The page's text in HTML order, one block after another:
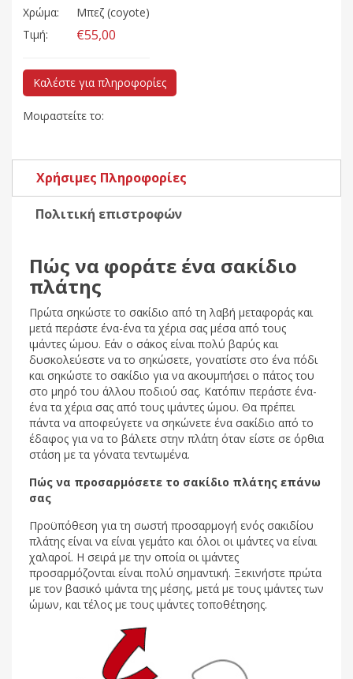
Χρώμα:
Μπεζ (coyote)
Τιμή:
€55,00
Καλέστε για πληροφορίες
Μοιραστείτε το:
Χρήσιμες Πληροφορίες
Πολιτική επιστροφών
Πώς να φοράτε ένα σακίδιο
πλάτης
Πρώτα σηκώστε το σακίδιο από τη λαβή μεταφοράς και
μετά περάστε ένα-ένα τα χέρια σας μέσα από τους
ιμάντες ώμου. Εάν ο σάκος είναι πολύ βαρύς και
δυσκολεύεστε να το σηκώσετε, γονατίστε στο ένα πόδι
και σηκώστε το σακίδιο για να ακουμπήσει ο πάτος του
στο μηρό του άλλου ποδιού σας. Κατόπιν περάστε ένα-
ένα τα χέρια σας από τους ιμάντες ώμου. Θα πρέπει
πάντα να αποφεύγετε να σηκώνετε ένα σακίδιο από το
έδαφος για να το βάλετε στην πλάτη όταν είστε σε όρθια
στάση με τα γόνατα τεντωμένα.
Πώς να προσαρμόσετε το σακίδιο πλάτης επάνω
σας
Προϋπόθεση για τη σωστή προσαρμογή ενός σακιδίου
πλάτης είναι να είναι γεμάτο και όλοι οι ιμάντες να είναι
χαλαροί. Η σειρά με την οποία οι ιμάντες
προσαρμόζονται είναι πολύ σημαντική. Ξεκινήστε πρώτα
με τον βασικό ιμάντα της μέσης, μετά με τους ιμάντες των
ώμων, και τέλος με τους ιμάντες τοποθέτησης.